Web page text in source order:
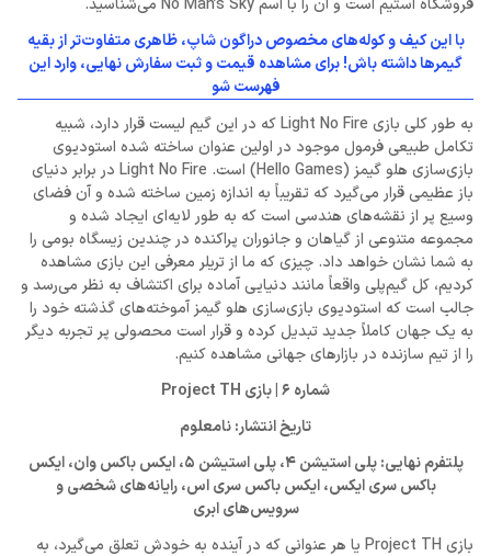
فروشگاه استیم است و آن را با اسم No Man’s Sky می‌شناسید.
با این کیف و کوله‌های مخصوص دراگون شاپ، ظاهری متفاوت‌تر از بقیه
گیمرها داشته باش! برای مشاهده قیمت و ثبت سفارش نهایی، وارد این
فهرست شو
به طور کلی بازی Light No Fire که در این گیم لیست قرار دارد، شبیه
تکامل طبیعی فرمول موجود در اولین عنوان ساخته شده استودیوی
بازی‌سازی هلو گیمز (Hello Games) است. Light No Fire در برابر دنیای
باز عظیمی قرار می‌گیرد که تقریباً به اندازه زمین ساخته شده و آن فضای
وسیع پر از نقشه‌های هندسی است که به طور لایه‌ای ایجاد شده و
مجموعه متنوعی از گیاهان و جانوران پراکنده در چندین زیسگاه بومی را
به شما نشان خواهد داد. چیزی که ما از تریلر معرفی این بازی مشاهده
کردیم، کل گیم‌پلی واقعاً مانند دنیایی آماده برای اکتشاف به نظر می‌رسد و
جالب است که استودیوی بازی‌سازی هلو گیمز آموخته‌های گذشته خود را
به یک جهان کاملاً جدید تبدیل کرده و قرار است محصولی پر تجربه دیگر
را از تیم سازنده در بازارهای جهانی مشاهده کنیم.
شماره 6 | بازی Project TH
تاریخ انتشار: نامعلوم
پلتفرم نهایی: پلی استیشن 4، پلی استیشن 5، ایکس باکس وان، ایکس
باکس سری ایکس، ایکس باکس سری اس،‌ رایانه‌های شخصی و
سرویس‌های ابری
بازی Project TH یا هر عنوانی که در آینده به خودش تعلق می‌گیرد، به